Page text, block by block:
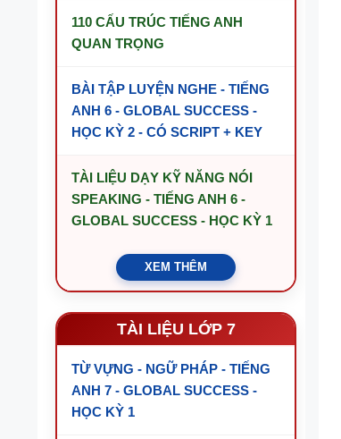
110 CẤU TRÚC TIẾNG ANH
QUAN TRỌNG
BÀI TẬP LUYỆN NGHE - TIẾNG
ANH 6 - GLOBAL SUCCESS -
HỌC KỲ 2 - CÓ SCRIPT + KEY
TÀI LIỆU DẠY KỸ NĂNG NÓI
SPEAKING - TIẾNG ANH 6 -
GLOBAL SUCCESS - HỌC KỲ 1
XEM THÊM
TÀI LIỆU LỚP 7
TỪ VỰNG - NGỮ PHÁP - TIẾNG
ANH 7 - GLOBAL SUCCESS -
HỌC KỲ 1